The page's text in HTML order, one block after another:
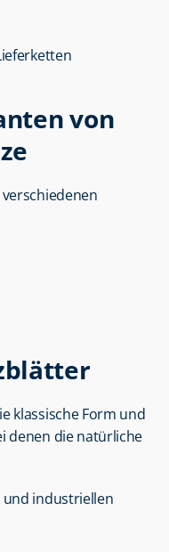
von
klassische Form und
denen die natürliche
und industriellen